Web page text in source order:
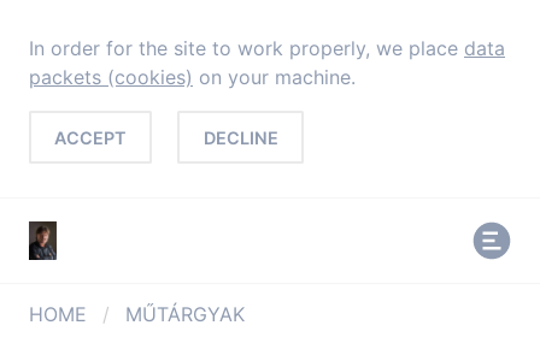
In order for the site to work properly, we place data
packets (cookies) on your machine.
ACCEPT DECLINE
HOME / MŰTÁRGYAK